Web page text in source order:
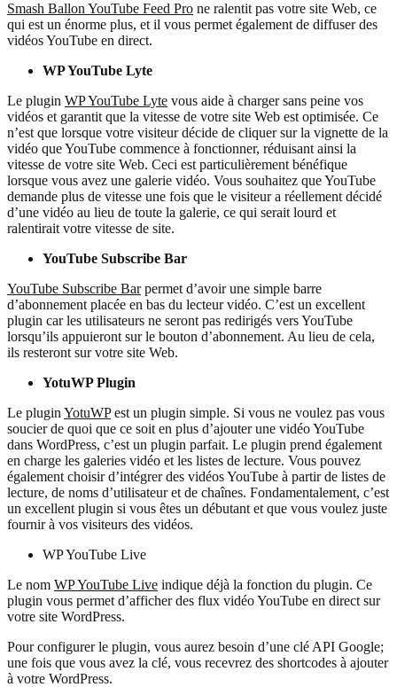
Smash Ballon YouTube Feed Pro ne ralentit pas votre site Web, ce
qui est un énorme plus, et il vous permet également de diffuser des
vidéos YouTube en direct.
WP YouTube Lyte
Le plugin WP YouTube Lyte vous aide à charger sans peine vos
vidéos et garantit que la vitesse de votre site Web est optimisée. Ce
n’est que lorsque votre visiteur décide de cliquer sur la vignette de la
vidéo que YouTube commence à fonctionner, réduisant ainsi la
vitesse de votre site Web. Ceci est particulièrement bénéfique
lorsque vous avez une galerie vidéo. Vous souhaitez que YouTube
demande plus de vitesse une fois que le visiteur a réellement décidé
d’une vidéo au lieu de toute la galerie, ce qui serait lourd et
ralentirait votre vitesse de site.
YouTube Subscribe Bar
YouTube Subscribe Barpermet d’avoir une simple barre
d’abonnement placée en bas du lecteur vidéo. C’est un excellent
plugin car les utilisateurs ne seront pas redirigés vers YouTube
lorsqu’ils appuieront sur le bouton d’abonnement. Au lieu de cela,
ils resteront sur votre site Web.
YotuWP Plugin
Le plugin YotuWPest un plugin simple. Si vous ne voulez pas vous
soucier de quoi que ce soit en plus d’ajouter une vidéo YouTube
dans WordPress, c’est un plugin parfait. Le plugin prend également
en charge les galeries vidéo et les listes de lecture. Vous pouvez
également choisir d’intégrer des vidéos YouTube à partir de listes de
lecture, de noms d’utilisateur et de chaînes. Fondamentalement, c’est
un excellent plugin si vous êtes un débutant et que vous voulez juste
fournir à vos visiteurs des vidéos.
WP YouTube Live
Le nom WP YouTube Live indique déjà la fonction du plugin. Ce
plugin vous permet d’afficher des flux vidéo YouTube en direct sur
votre site WordPress.
Pour configurer le plugin, vous aurez besoin d’une clé API Google;
une fois que vous avez la clé, vous recevrez des shortcodes à ajouter
à votre WordPress.